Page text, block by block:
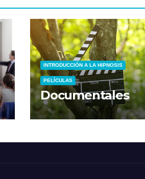
INTRODUCCIÓN A LA HIPNOSIS
PELÍCULAS
Documentales